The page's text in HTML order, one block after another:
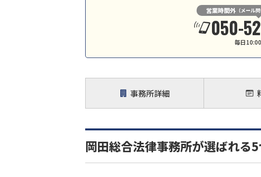
営業時間外 （メール
050-
毎日
事務所詳細
岡田総合法律事務所が選ばれる